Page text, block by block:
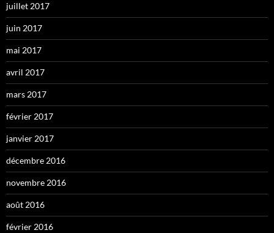
juillet 2017
juin 2017
mai 2017
avril 2017
mars 2017
février 2017
janvier 2017
décembre 2016
novembre 2016
août 2016
février 2016